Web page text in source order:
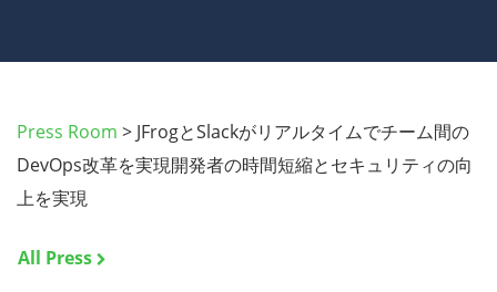
Press Room > JFrogとSlackがリアルタイムでチーム間の
DevOps改革を実現開発者の時間短縮とセキュリティの向
上を実現
All Press